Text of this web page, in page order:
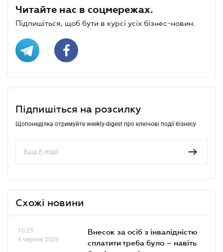
Читайте нас в соцмережах.
Підпишіться, щоб бути в курсі усіх бізнес-новин.
Підпишіться на розсилку
Щопонеділка отримуйте weekly-digest про ключові події бізнесу
Схожі новини
10.29
9 червня 2026
Внесок за осіб з інвалідністю
сплатити треба було – навіть